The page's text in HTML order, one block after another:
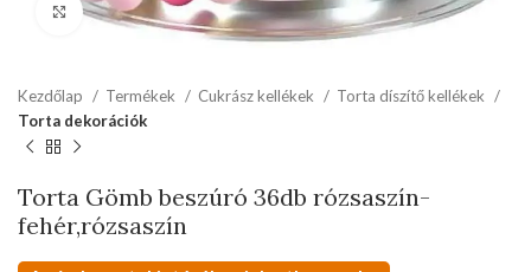
kattints a kinagyításhoz
Kezdőlap Termékek Cukrász kellékek
Torta díszítő kellékek
Torta dekorációk
Torta Gömb beszúró 36db rózsaszín-
fehér,rózsaszín